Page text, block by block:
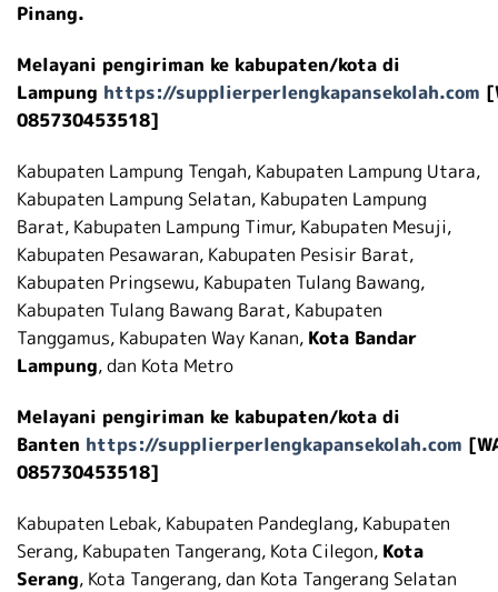
Pinang.
Melayani pengiriman ke kabupaten/kota di
Lampung https://supplierperlengkapansekolah.com
085730453518]
Kabupaten Lampung Tengah, Kabupaten Lampung Utara,
Kabupaten Lampung Selatan, Kabupaten Lampung
Barat, Kabupaten Lampung Timur, Kabupaten Mesuji,
Kabupaten Pesawaran, Kabupaten Pesisir Barat,
Kabupaten Pringsewu, Kabupaten Tulang Bawang,
Kabupaten Tulang Bawang Barat, Kabupaten
Tanggamus, Kabupaten Way Kanan, Kota Bandar
Lampung, dan Kota Metro
Melayani pengiriman ke kabupaten/kota di
Banten https://supplierperlengkapansekolah.com
085730453518]
Kabupaten Lebak, Kabupaten Pandeglang, Kabupaten
Serang, Kabupaten Tangerang, Kota Cilegon, Kota
Serang, Kota Tangerang, dan Kota Tangerang Selatan